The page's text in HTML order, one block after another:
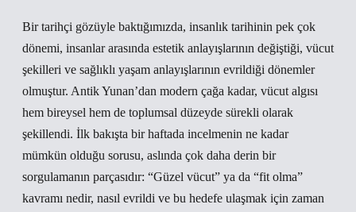
Bir tarihçi gözüyle baktığımızda, insanlık tarihinin pek çok
dönemi, insanlar arasında estetik anlayışlarının değiştiği, vücut
şekilleri ve sağlıklı yaşam anlayışlarının evrildiği dönemler
olmuştur. Antik Yunan’dan modern çağa kadar, vücut algısı
hem bireysel hem de toplumsal düzeyde sürekli olarak
şekillendi. İlk bakışta bir haftada incelmenin ne kadar
mümkün olduğu sorusu, aslında çok daha derin bir
sorgulamanın parçasıdır: “Güzel vücut” ya da “fit olma”
kavramı nedir, nasıl evrildi ve bu hedefe ulaşmak için zaman